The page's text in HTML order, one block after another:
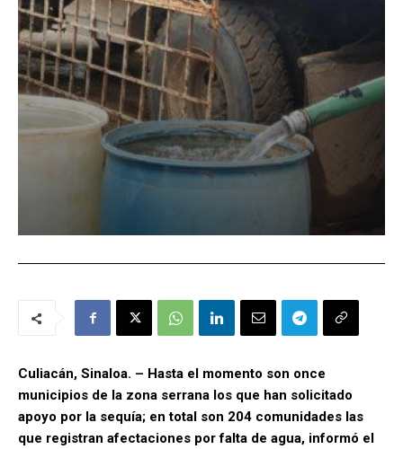
Culiacán, Sinaloa. – Hasta el momento son once
municipios de la zona serrana los que han solicitado
apoyo por la sequía; en total son 204 comunidades las
que registran afectaciones por falta de agua, informó el